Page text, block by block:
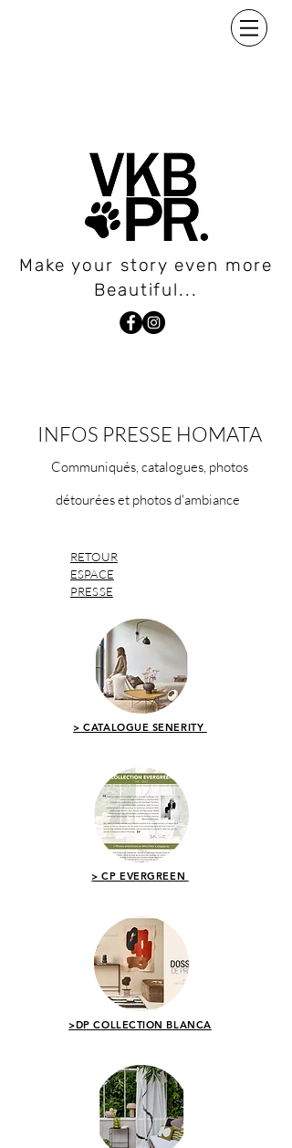
Make your story even more
Beautiful...
INFOS PRESSE HOMATA
Communiqués, catalogues, photos
détourées et photos d'ambiance
RETOUR
ESPACE
PRESSE
> CATALOGUE SENERITY
> CP EVERGREEN
>DP COLLECTION BLANCA